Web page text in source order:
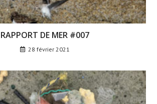
RAPPORT DE MER #007
28 février 2021